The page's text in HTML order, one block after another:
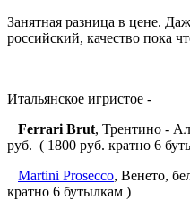
Занятная разница в цене.
российский, качество пока
Итальянское игристое -
Ferrari Brut, Трентино -
руб. ( 1800 руб. кратно 6
Martini Prosecco, Венето,
кратно 6 бутылкам )